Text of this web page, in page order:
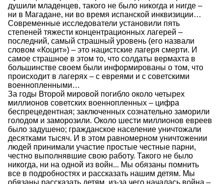
душили младенцев, такого не было никогда и нигде –
ни в Магадане, ни во время испанской инквизиции…
Современные исследователи установили пять
степеней тяжести концентрационных лагерей –
последний, самый страшный уровень (его назвали
словом «Коцит») – это нацистские лагеря смерти. И
самое страшное в этом то, что солдаты вермахта в
большинстве своем были информированы о том, что
происходит в лагерях – с евреями и с советскими
военнопленными…
За годы Второй мировой погибло около четырех
миллионов советских военнопленных – цифра
беспрецедентная; заключенных сознательно заморили
голодом и заморозили. Около шести миллионов евреев
было задушено; гражданское население уничтожали
десятками тысяч. И в этом равномерном уничтожении
людей принимали участие простые честные парни,
честно выполнявшие свою работу. Такого не было
никогда, ни на одной из войн... Мы обязаны помнить
все в подробностях и рассказать нашим детям. Мы